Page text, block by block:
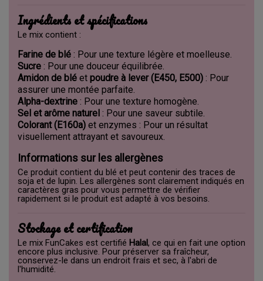
Ingrédients et spécifications
Le mix contient :
Farine de blé : Pour une texture légère et moelleuse.
Sucre : Pour une douceur équilibrée.
Amidon de blé et poudre à lever (E450, E500) : Pour
assurer une montée parfaite.
Alpha-dextrine : Pour une texture homogène.
Sel et arôme naturel : Pour une saveur subtile.
Colorant (E160a) et enzymes : Pour un résultat
visuellement attrayant et savoureux.
Informations sur les allergènes
Ce produit contient du blé et peut contenir des traces de
soja et de lupin. Les allergènes sont clairement indiqués en
caractères gras pour vous permettre de vérifier
rapidement si le produit est adapté à vos besoins.
Stockage et certification
Le mix FunCakes est certifié Halal, ce qui en fait une option
encore plus inclusive. Pour préserver sa fraîcheur,
conservez-le dans un endroit frais et sec, à l'abri de
l'humidité.